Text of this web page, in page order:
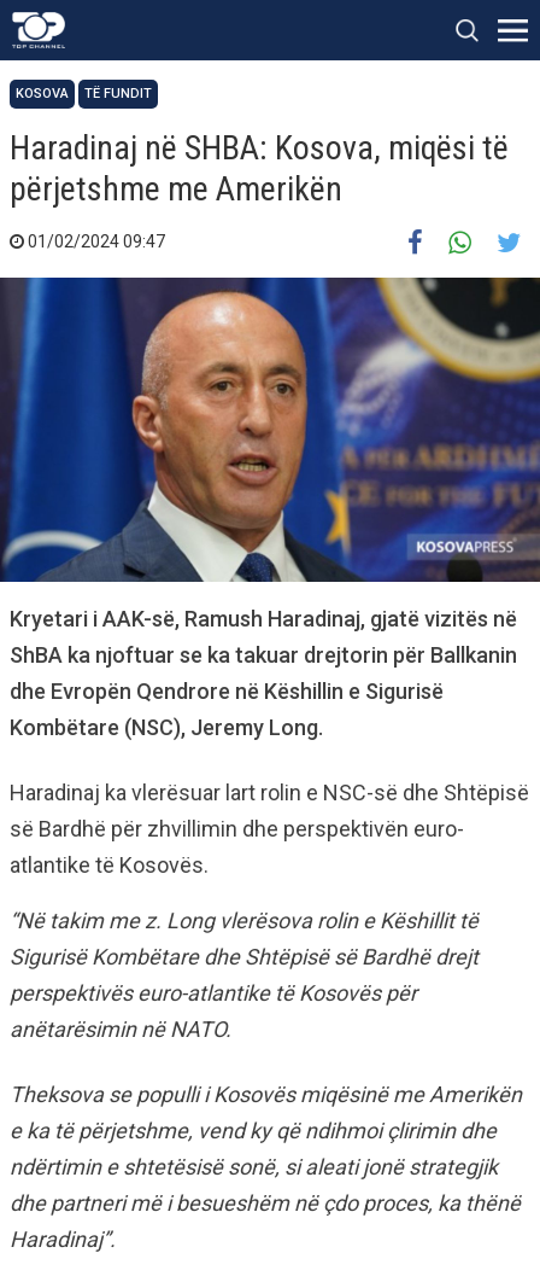
KOSOVA TË FUNDIT
​Haradinaj në SHBA: Kosova, miqësi të
përjetshme me Amerikën
01/02/2024 09:47
Kryetari i AAK-së, Ramush Haradinaj, gjatë vizitës në
ShBA ka njoftuar se ka takuar drejtorin për Ballkanin
dhe Evropën Qendrore në Këshillin e Sigurisë
Kombëtare (NSC), Jeremy Long.
Haradinaj ka vlerësuar lart rolin e NSC-së dhe Shtëpisë
së Bardhë për zhvillimin dhe perspektivën euro-
atlantike të Kosovës.
“Në takim me z. Long vlerësova rolin e Këshillit të
Sigurisë Kombëtare dhe Shtëpisë së Bardhë drejt
perspektivës euro-atlantike të Kosovës për
anëtarësimin në NATO.
Theksova se populli i Kosovës miqësinë me Amerikën
e ka të përjetshme, vend ky që ndihmoi çlirimin dhe
ndërtimin e shtetësisë sonë, si aleati jonë strategjik
dhe partneri më i besueshëm në çdo proces, ka thënë
Haradinaj”.